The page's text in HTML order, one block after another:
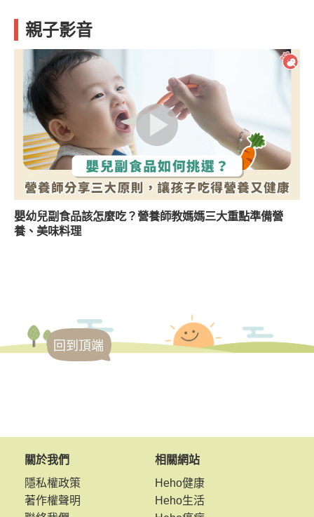
親子影音
嬰幼兒副食品該怎麼吃？營養師教媽媽三大重點準備營
養、美味料理
回到頂端
關於我們
隱私權政策
著作權聲明
相關網站
Heho健康
Heho生活